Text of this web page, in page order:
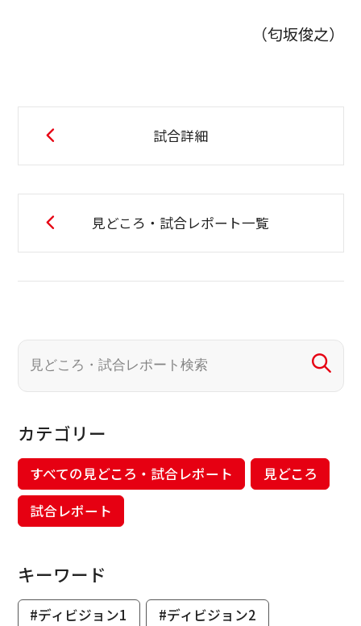
（匂坂俊之）
試合詳細
見どころ・試合レポート一覧
カテゴリー
すべての見どころ・試合レポート
見どころ
試合レポート
キーワード
#ディビジョン1
#ディビジョン2